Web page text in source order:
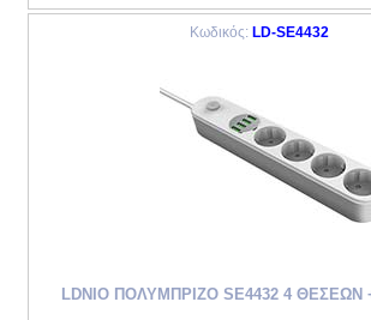
Κωδικός: LD-SE4432
LDNIO ΠΟΛΥΜΠΡΙΖΟ SE4432 4 ΘΕΣΕΩΝ